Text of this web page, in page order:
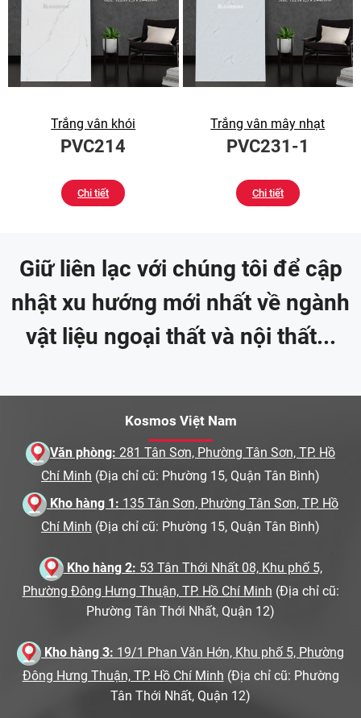
Trắng vân khói
PVC214
Chi tiết
Trắng vân mây nhạt
PVC231-1
Chi tiết
Giữ liên lạc với chúng tôi để cập
nhật xu hướng mới nhất về ngành
vật liệu ngoại thất và nội thất...
Kosmos Việt Nam
Văn phòng: 281 Tân Sơn, Phường Tân Sơn, TP. Hồ
Chí Minh (Địa chỉ cũ: Phường 15, Quận Tân Bình)
Kho hàng 1: 135 Tân Sơn, Phường Tân Sơn, TP. Hồ
Chí Minh (Địa chỉ cũ: Phường 15, Quận Tân Bình)
Kho hàng 2: 53 Tân Thới Nhất 08, Khu phố 5,
Phường Đông Hưng Thuận, TP. Hồ Chí Minh (Địa chỉ cũ:
Phường Tân Thới Nhất, Quận 12)
Kho hàng 3: 19/1 Phan Văn Hớn, Khu phố 5, Phường
Đông Hưng Thuận, TP. Hồ Chí Minh (Địa chỉ cũ: Phường
Tân Thới Nhất, Quận 12)